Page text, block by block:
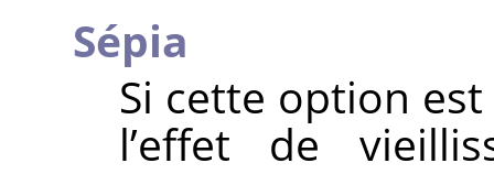
Sépia
Si cette option
l’effet de